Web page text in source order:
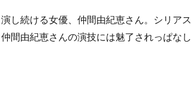
し続ける女優、仲間由紀恵さん。シリアス
間由紀恵さんの演技には魅了されっぱなし